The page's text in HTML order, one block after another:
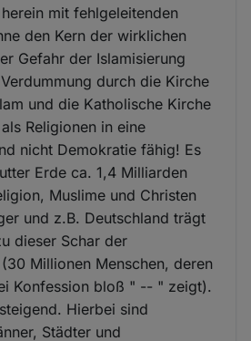
mit fehlgeleitenden
den Kern der wirklichen
Gefahr der Islamisierung
durch die Kirche
und die Katholische Kirche
Religionen in eine
nicht Demokratie fähig! Es
Erde ca. 1,4 Milliarden
Muslime und Christen
und z.B. Deutschland trägt
dieser Schar der
Millionen Menschen, deren
Konfession bloß " -- " zeigt).
Hierbei sind
Städter und